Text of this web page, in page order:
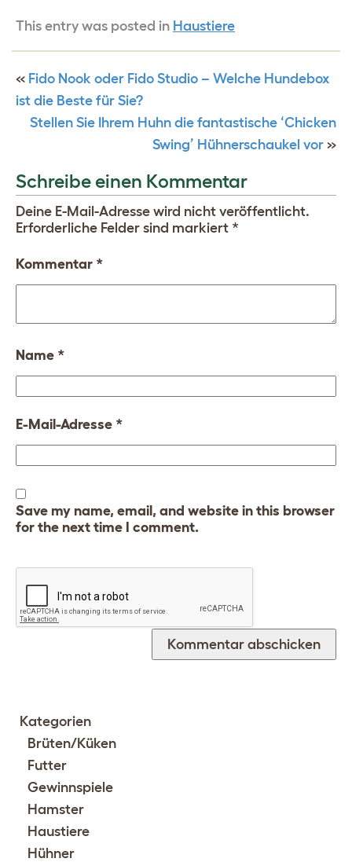
This entry was posted in Haustiere
« Fido Nook oder Fido Studio – Welche Hundebox
ist die Beste für Sie?
Stellen Sie Ihrem Huhn die fantastische ‘Chicken
Swing’ Hühnerschaukel vor »
Schreibe einen Kommentar
Deine E-Mail-Adresse wird nicht veröffentlicht.
Erforderliche Felder sind markiert *
Kommentar *
Name *
E-Mail-Adresse *
Save my name, email, and website in this browser
for the next time I comment.
Kategorien
Brüten/Küken
Futter
Gewinnspiele
Hamster
Haustiere
Hühner